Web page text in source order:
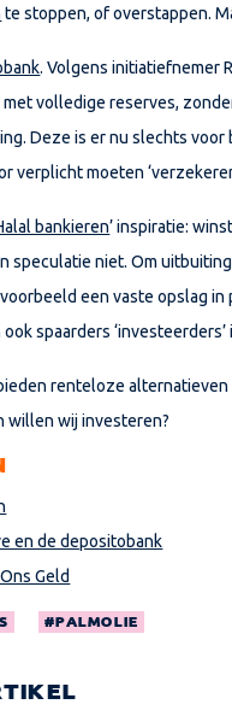
te stoppen, of overstappen.
. Volgens initiatiefnemer
met volledige reserves,
Deze is er nu slechts voor
verplicht moeten
bankieren’ inspiratie:
speculatie niet. Om
een vaste opslag
spaarders
renteloze alternatieven
willen wij investeren?
en de depositobank
Geld
PALMOLIE